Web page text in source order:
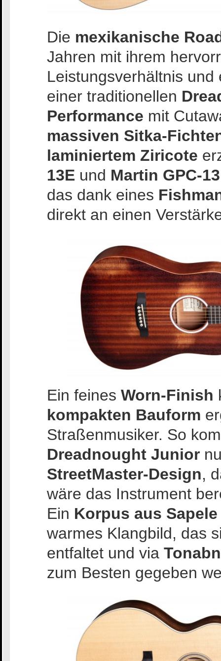
Die mexikanische
Jahren mit ihrem
Leistungsverhältnis
einer traditionellen
Performance mit
massiven Sitka-
laminiertem Ziricote
13E und Martin GPC-
das dank eines
direkt an einen
Ein feines Worn-Finish
kompakten Bauform
Straßenmusiker. So
Dreadnought Junior
StreetMaster-Design,
wäre das Instrument
Ein Korpus aus Sapele
warmes Klangbild, das
entfaltet und via
zum Besten gegeben